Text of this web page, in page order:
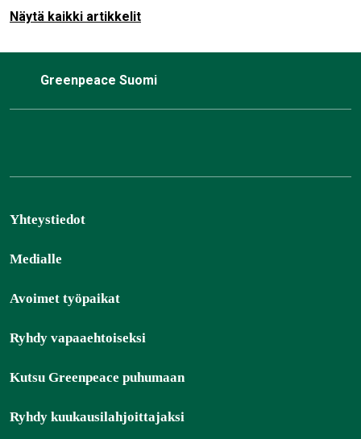
Näytä kaikki artikkelit
Greenpeace Suomi
Yhteystiedot
Medialle
Avoimet työpaikat
Ryhdy vapaaehtoiseksi
Kutsu Greenpeace puhumaan
Ryhdy kuukausilahjoittajaksi